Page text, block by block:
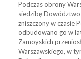
Znak
Podczas obrony
siedzibę Dowództwo
zniszczony w czasie
odbudowano go w
Zamoyskich
Warszawskiego, w